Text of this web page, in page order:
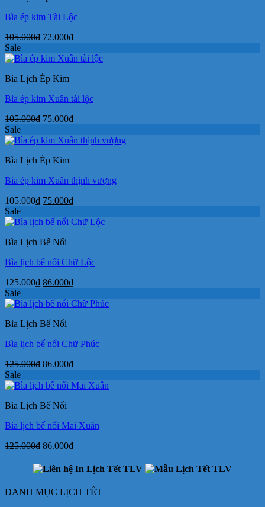
Bìa ép kim Tài Lộc
105.000₫ Giá
là:
72.000₫Giá
tại
Sale
Bìa Lịch Ép Kim
Bìa ép kim Xuân tài lộc
105.000₫ Giá
là:
75.000₫Giá
tại
Sale
Bìa Lịch Ép Kim
Bìa ép kim Xuân thịnh vượng
105.000₫ Giá
là:
75.000₫Giá
tại
Sale
Bìa Lịch Bế Nổi
Bìa lịch bế nổi Chữ Lộc
125.000₫ Giá
là:
86.000₫Giá
tại
Sale
Bìa Lịch Bế Nổi
Bìa lịch bế nổi Chữ Phúc
125.000₫ Giá
là:
86.000₫Giá
tại
Sale
Bìa Lịch Bế Nổi
Bìa lịch bế nổi Mai Xuân
125.000₫ Giá
là:
125.000₫.
86.000₫Giá
tại
86.000₫.
DANH MỤC LỊCH TẾT